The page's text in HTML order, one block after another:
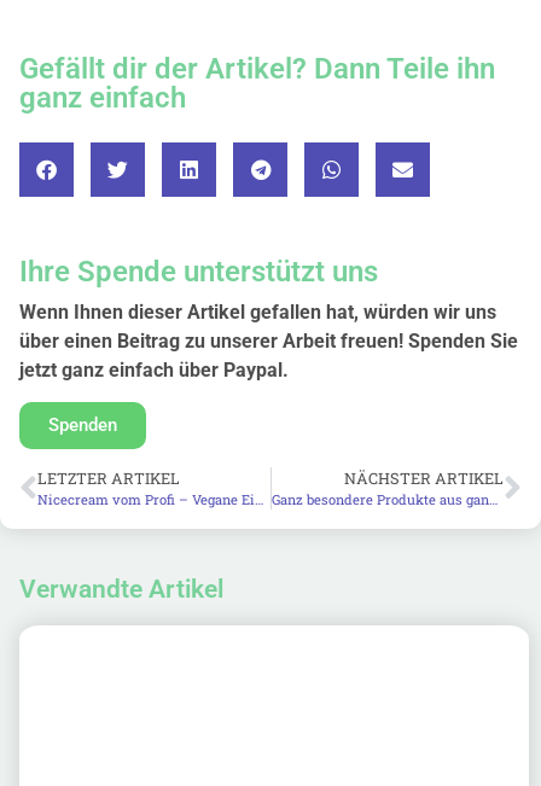
Gefällt dir der Artikel? Dann Teile ihn
ganz einfach
Ihre Spende unterstützt uns
Wenn Ihnen dieser Artikel gefallen hat, würden wir uns
über einen Beitrag zu unserer Arbeit freuen! Spenden Sie
jetzt ganz einfach über Paypal.
Spenden
LETZTER ARTIKEL
Nicecream vom Profi – Vegane Eiscreme selber machen (einfach)
NÄCHSTER ARTIKEL
Ganz besondere Produkte aus ganz besonderem Holz: Olivenholz
Verwandte Artikel